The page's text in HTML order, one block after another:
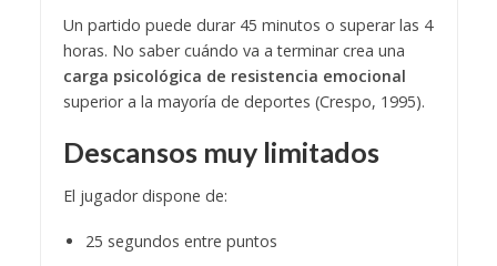
Un partido puede durar 45 minutos o superar las 4
horas. No saber cuándo va a terminar crea una
carga psicológica de resistencia emocional
superior a la mayoría de deportes (Crespo, 1995).
Descansos muy limitados
El jugador dispone de:
25 segundos entre puntos